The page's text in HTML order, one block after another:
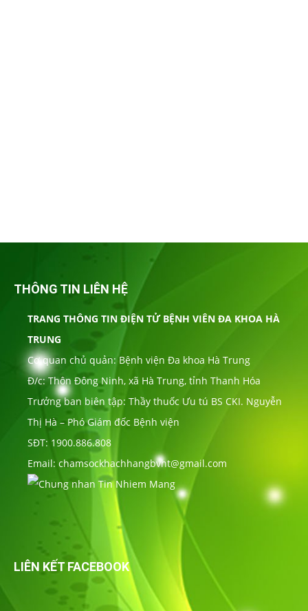
THÔNG TIN LIÊN HỆ
TRANG THÔNG TIN ĐIỆN TỬ BỆNH VIÊN ĐA KHOA HÀ
TRUNG
Cơ quan chủ quản: Bệnh viện Đa khoa Hà Trung
Đ/c: Thôn Đông Ninh, xã Hà Trung, tỉnh Thanh Hóa
Trưởng ban biên tập: Thầy thuốc Ưu tú BS CKI. Nguyễn
Thị Hà – Phó Giám đốc Bệnh viện
SĐT: 1900.886.808
Email: chamsockhachhangbvht@gmail.com
LIÊN KẾT FACEBOOK